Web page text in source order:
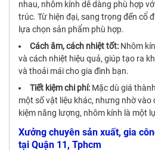
nhau, nhôm kính dễ dàng phù hợp
trúc. Từ hiện đại, sang trọng đến cổ
lựa chọn sản phẩm phù hợp.
Cách âm, cách nhiệt tốt: Nhôm
và cách nhiệt hiệu quả, giúp tạo ra
và thoải mái cho gia đình bạn.
Tiết kiệm chi phí: Mặc dù giá
một số vật liệu khác, nhưng nhờ vào
kiệm năng lượng, nhôm kính là một
Xưởng chuyên sản xuất, gia
tại Quận 11, Tphcm